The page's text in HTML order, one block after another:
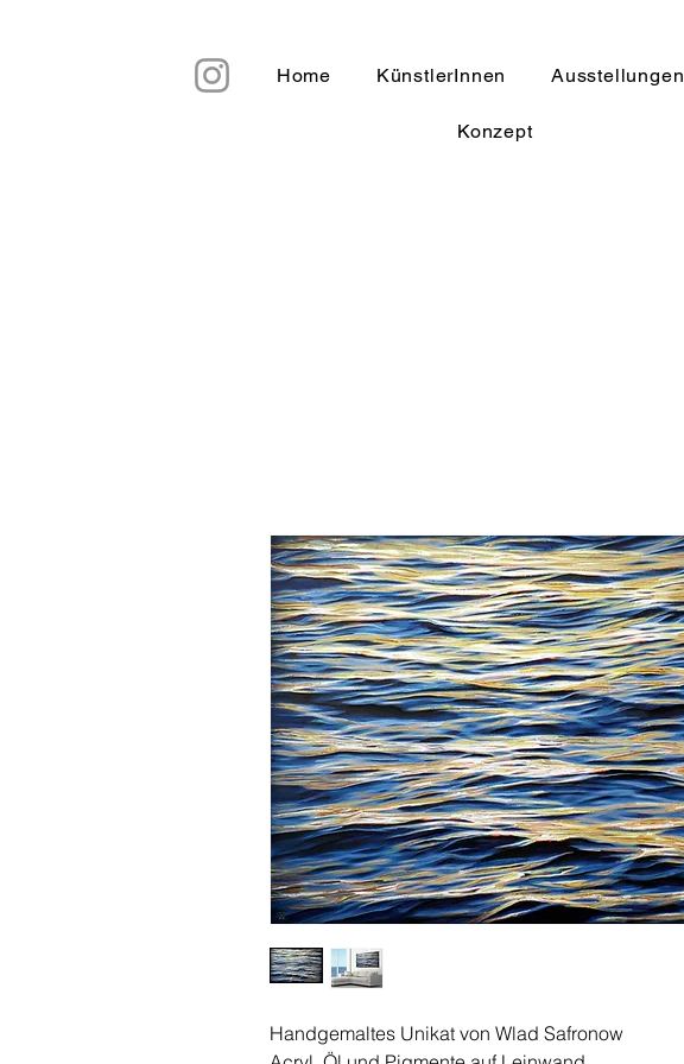
Home KünstlerInnen Ausstellungen
Konzept
Handgemaltes Unikat von Wlad Safronow